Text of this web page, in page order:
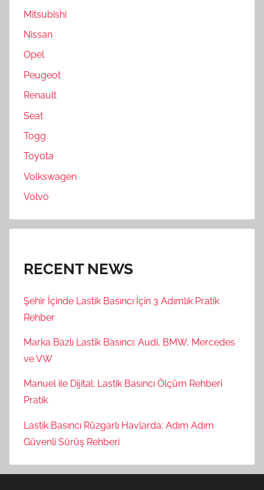
Mitsubishi
Nissan
Opel
Peugeot
Renault
Seat
Togg
Toyota
Volkswagen
Volvo
RECENT NEWS
Şehir İçinde Lastik Basıncı İçin 3 Adımlık Pratik
Rehber
Marka Bazlı Lastik Basıncı: Audi, BMW, Mercedes
ve VW
Manuel ile Dijital: Lastik Basıncı Ölçüm Rehberi
Pratik
Lastik Basıncı Rüzgarlı Havlarda: Adım Adım
Güvenli Sürüş Rehberi